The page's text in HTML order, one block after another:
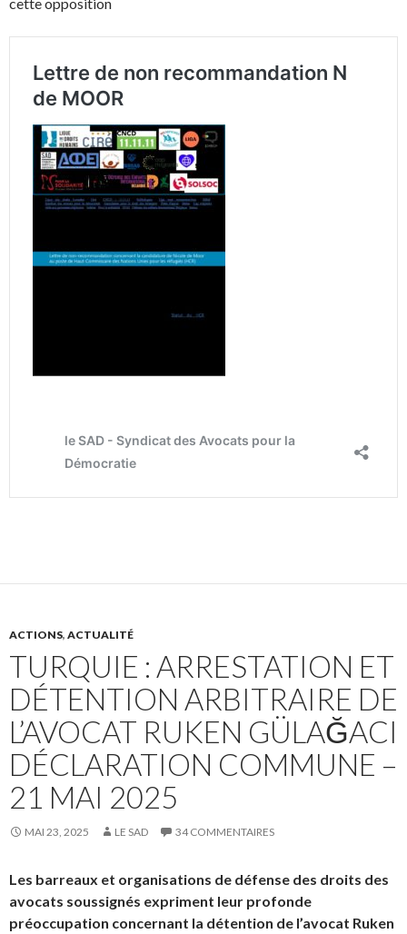
ACTIONS, ACTUALITÉ
TURQUIE : ARRESTATION ET
DÉTENTION ARBITRAIRE DE
L’AVOCAT RUKEN GÜLAĞACI
DÉCLARATION COMMUNE –
21 MAI 2025
MAI 23, 2025 LE SAD 34 COMMENTAIRES
Les barreaux et organisations de défense des droits des
avocats soussignés expriment leur profonde
préoccupation concernant la détention de l’avocat Ruken